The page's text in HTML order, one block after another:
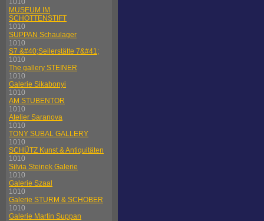
1010
MUSEUM IM
SCHOTTENSTIFT
1010
SUPPAN Schaulager
1010
S7 &#40;Seilerstätte 7&#41;
1010
The gallery STEINER
1010
Galerie Sikabonyi
1010
AM STUBENTOR
1010
Atelier Saranova
1010
TONY SUBAL GALLERY
1010
SCHÜTZ Kunst & Antiquitäten
1010
Silvia Steinek Galerie
1010
Galerie Szaal
1010
Galerie STURM & SCHOBER
1010
Galerie Martin Suppan